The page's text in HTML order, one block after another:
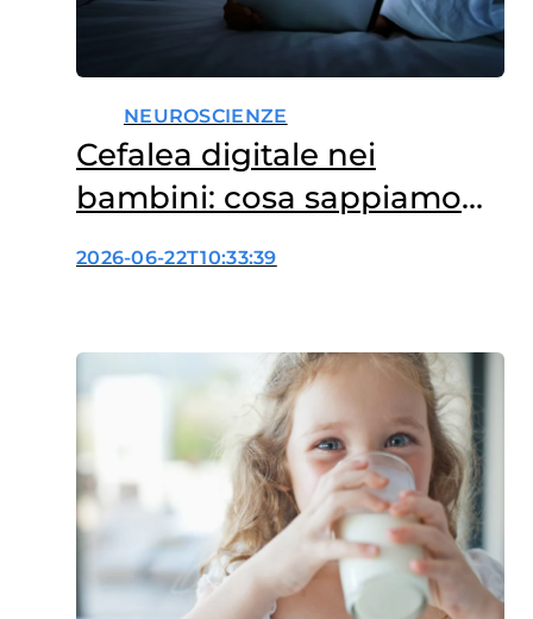
NEUROSCIENZE
Cefalea digitale nei
bambini: cosa sappiamo
finora?
2026-06-22T10:33:39